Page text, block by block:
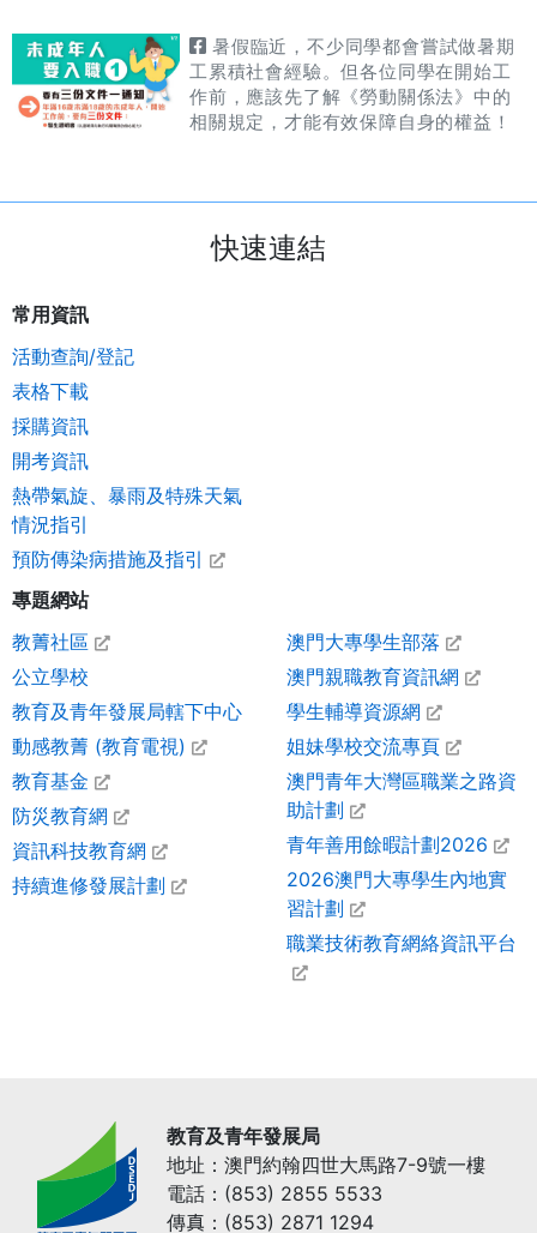
暑假臨近，不少同學都會嘗試做暑期
工累積社會經驗。但各位同學在開始工
作前，應該先了解《勞動關係法》中的
相關規定，才能有效保障自身的權益！
快速連結
常用資訊
活動查詢/登記
表格下載
採購資訊
開考資訊
熱帶氣旋、暴雨及特殊天氣
情況指引
預防傳染病措施及指引
專題網站
教菁社區
公立學校
教育及青年發展局轄下中心
動感教菁 (教育電視)
教育基金
防災教育網
資訊科技教育網
持續進修發展計劃
澳門大專學生部落
澳門親職教育資訊網
學生輔導資源網
姐妹學校交流專頁
澳門青年大灣區職業之路資
助計劃
青年善用餘暇計劃2026
2026澳門大專學生內地實
習計劃
職業技術教育網絡資訊平台
教育及青年發展局
地址：澳門約翰四世大馬路7-9號一樓
電話：(853) 2855 5533
傳真：(853) 2871 1294